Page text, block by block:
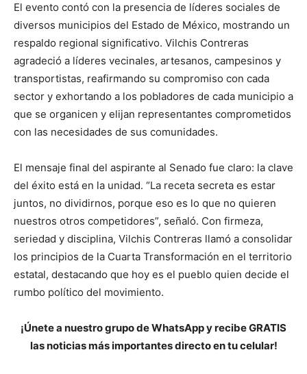
El evento contó con la presencia de líderes sociales de
diversos municipios del Estado de México, mostrando un
respaldo regional significativo. Vilchis Contreras
agradeció a líderes vecinales, artesanos, campesinos y
transportistas, reafirmando su compromiso con cada
sector y exhortando a los pobladores de cada municipio a
que se organicen y elijan representantes comprometidos
con las necesidades de sus comunidades.
El mensaje final del aspirante al Senado fue claro: la clave
del éxito está en la unidad. “La receta secreta es estar
juntos, no dividirnos, porque eso es lo que no quieren
nuestros otros competidores”, señaló. Con firmeza,
seriedad y disciplina, Vilchis Contreras llamó a consolidar
los principios de la Cuarta Transformación en el territorio
estatal, destacando que hoy es el pueblo quien decide el
rumbo político del movimiento.
¡Únete a nuestro grupo de WhatsApp y recibe GRATIS
las noticias más importantes directo en tu celular!